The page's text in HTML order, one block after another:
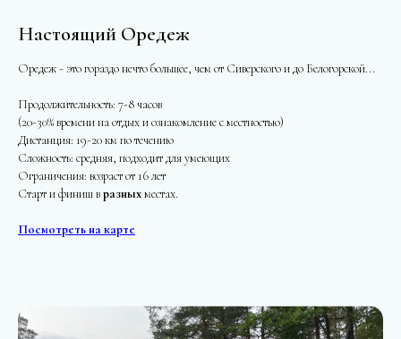
Настоящий Оредеж
Оредеж - это гораздо нечто большее, чем от Сиверского и до Белогорской...
Продолжительность: 7-8 часов
(20-30% времени на отдых и ознакомление с местностью)
Дистанция: 19-20 км по течению
Сложность: средняя, подходит для умеющих
Ограничения: возраст от 16 лет
Старт и финиш вразныхместах.
Посмотреть на карте